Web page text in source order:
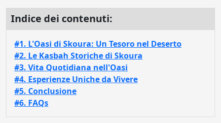
Indice dei contenuti:
#1. L'Oasi di Skoura: Un Tesoro nel Deserto
#2. Le Kasbah Storiche di Skoura
#3. Vita Quotidiana nell'Oasi
#4. Esperienze Uniche da Vivere
#5. Conclusione
#6. FAQs